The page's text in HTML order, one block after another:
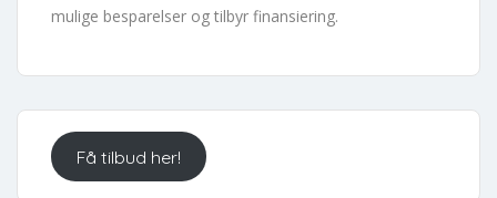
mulige besparelser og tilbyr finansiering.
Få tilbud her!